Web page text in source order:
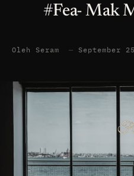
#Fea- Mak
Oleh Seram — September